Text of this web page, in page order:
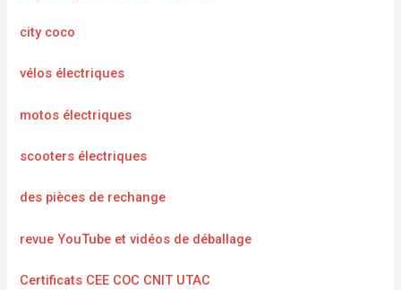
city coco
vélos électriques
motos électriques
scooters électriques
des pièces de rechange
revue YouTube et vidéos de déballage
Certificats CEE COC CNIT UTAC